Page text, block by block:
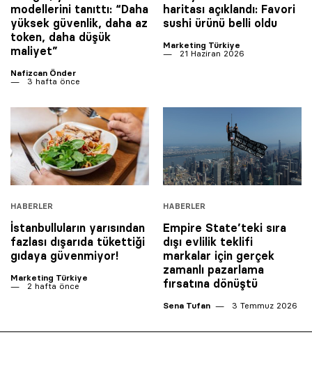
modellerini tanıttı: “Daha
yüksek güvenlik, daha az
token, daha düşük
maliyet”
Nafizcan Önder
3 hafta önce
haritası açıklandı: Favori
sushi ürünü belli oldu
Marketing Türkiye
21 Haziran 2026
HABERLER
İstanbulluların yarısından
fazlası dışarıda tükettiği
gıdaya güvenmiyor!
Marketing Türkiye
2 hafta önce
HABERLER
Empire State’teki sıra
dışı evlilik teklifi
markalar için gerçek
zamanlı pazarlama
fırsatına dönüştü
Sena Tufan 3 Temmuz 2026